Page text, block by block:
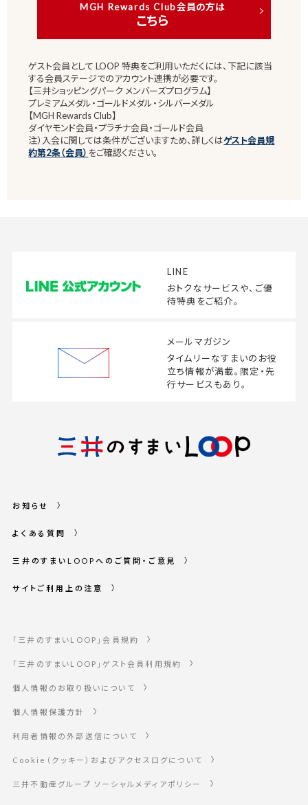
MGH Rewards Club会員の方は
こちら
ゲスト会員として LOOP 特典をご利用いただくには、下記に該当
する会員ステージでのアカウント連携が必要です。
【三井ショッピングパーク メンバーズプログラム】
プレミアムメダル・ゴールドメダル・シルバーメダル
【MGH Rewards Club】
ダイヤモンド会員・プラチナ会員・ゴールド会員
注）入会に関しては条件がございますため、詳しくはゲスト会員規
約第2条（会員） をご確認ください。
お知らせ
よくある質問
三井のすまいLOOPへのご質問・ご意見
サイトご利用上の注意
「三井のすまいLOOP」会員規約
「三井のすまいLOOP」ゲスト会員利用規約
個人情報のお取り扱いについて
個人情報保護方針
利用者情報の外部送信について
Cookie（クッキー）およびアクセスログについて
三井不動産グループ ソーシャルメディアポリシー
LINE
おトクなサービスや、 ご優
待特典をご紹介。
メールマガジン
タイムリーなすまいの お役
立ち情報が満載。 限定・先
行サービスもあり。